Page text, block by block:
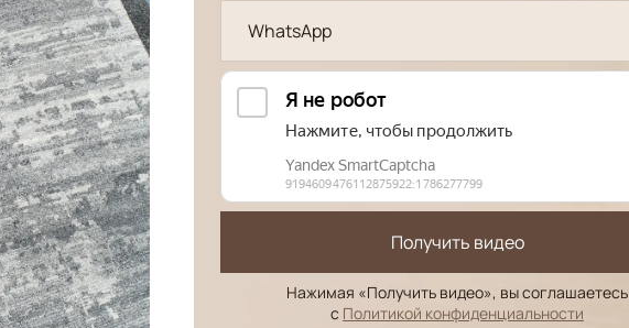
WhatsApp
Получить видео
Нажимая «Получить видео», вы соглашаетесь
с Политикой конфиденциальности